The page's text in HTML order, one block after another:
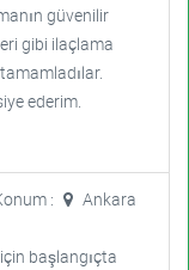
güvenilir
gibi ilaçlama
ederim.
:
Ankara
başlangıçta